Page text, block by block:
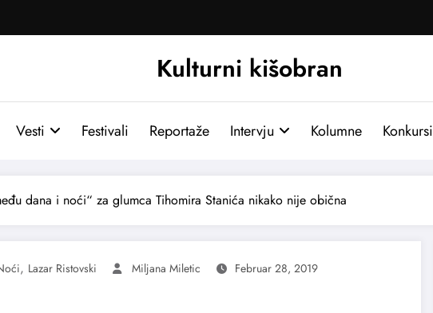
Kulturni kišobran
Vesti Festivali Reportaže Intervju Kolumne Konkursi
dana i noći“ za glumca Tihomira Stanića nikako nije obična
, Lazar Ristovski Miljana Miletic Februar 28, 2019